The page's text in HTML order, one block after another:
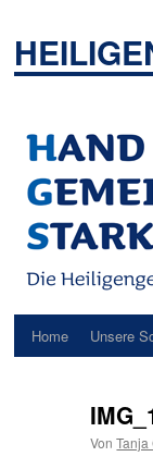
springen
Home Unsere
Von Tanja